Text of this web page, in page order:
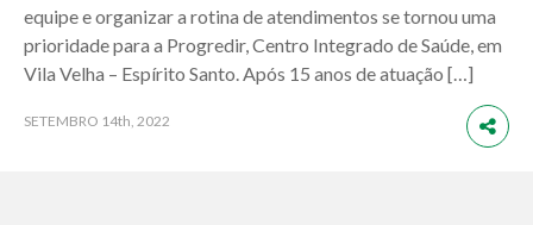
equipe e organizar a rotina de atendimentos se tornou uma
prioridade para a Progredir, Centro Integrado de Saúde, em
Vila Velha – Espírito Santo. Após 15 anos de atuação […]
SETEMBRO 14th, 2022